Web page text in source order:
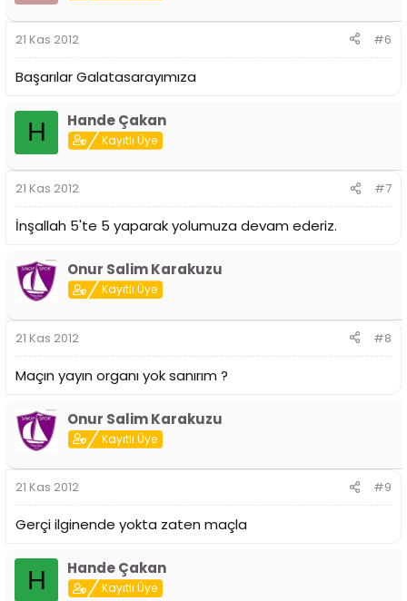
21 Kas 2012 #6
Başarılar Galatasarayımıza
H Hande Çakan
Kayıtlı Üye
21 Kas 2012 #7
İnşallah 5'te 5 yaparak yolumuza devam ederiz.
Onur Salim Karakuzu
Kayıtlı Üye
21 Kas 2012 #8
Maçın yayın organı yok sanırım ?
Onur Salim Karakuzu
Kayıtlı Üye
21 Kas 2012 #9
Gerçi ilginende yokta zaten maçla
H Hande Çakan
Kayıtlı Üye